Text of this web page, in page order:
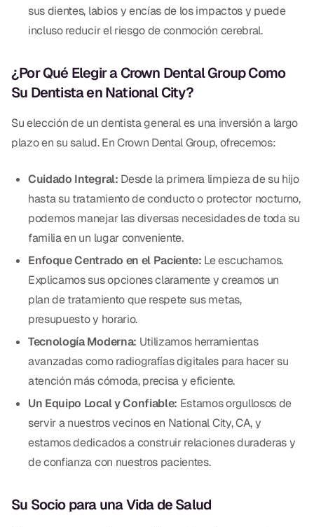
sus dientes, labios y encías de los impactos y puede
incluso reducir el riesgo de conmoción cerebral.
¿Por Qué Elegir a Crown Dental Group Como
Su Dentista en National City?
Su elección de un dentista general es una inversión a largo
plazo en su salud. En Crown Dental Group, ofrecemos:
Cuidado Integral: Desde la primera limpieza de su hijo
hasta su tratamiento de conducto o protector nocturno,
podemos manejar las diversas necesidades de toda su
familia en un lugar conveniente.
Enfoque Centrado en el Paciente: Le escuchamos.
Explicamos sus opciones claramente y creamos un
plan de tratamiento que respete sus metas,
presupuesto y horario.
Tecnología Moderna: Utilizamos herramientas
avanzadas como radiografías digitales para hacer su
atención más cómoda, precisa y eficiente.
Un Equipo Local y Confiable: Estamos orgullosos de
servir a nuestros vecinos en National City, CA, y
estamos dedicados a construir relaciones duraderas y
de confianza con nuestros pacientes.
Su Socio para una Vida de Salud